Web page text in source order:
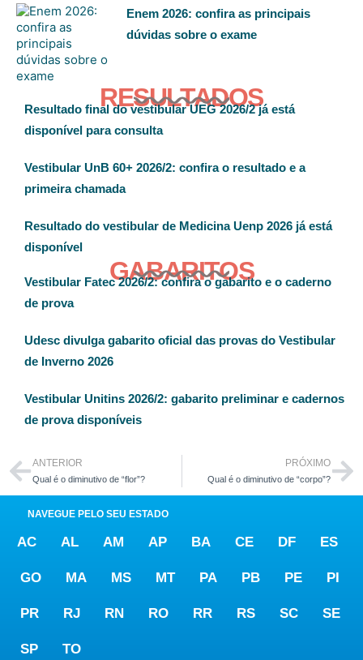
Enem 2026: confira as principais
dúvidas sobre o exame
RESULTADOS
Resultado final do vestibular UEG 2026/2 já está
disponível para consulta
Vestibular UnB 60+ 2026/2: confira o resultado e a
primeira chamada
Resultado do vestibular de Medicina Uenp 2026 já está
disponível
GABARITOS
Vestibular Fatec 2026/2: confira o gabarito e o caderno
de prova
Udesc divulga gabarito oficial das provas do Vestibular
de Inverno 2026
Vestibular Unitins 2026/2: gabarito preliminar e cadernos
de prova disponíveis
ANTERIOR
Qual é o diminutivo de “flor”?
PRÓXIMO
Qual é o diminutivo de “corpo”?
NAVEGUE PELO SEU ESTADO
AC AL AM AP BA CE DF ES
GO MA MS MT PA PB PE PI
PR RJ RN RO RR RS SC SE
SP TO